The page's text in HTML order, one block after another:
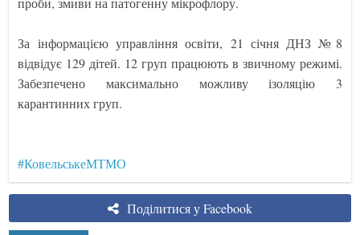
За інформацією управління освіти, 21 січня ДНЗ №8
відвідує 129 дітей. 12 груп працюють в звичному режимі.
Забезпечено максимально можливу ізоляцію 3
карантинних груп.
#КовельськеМТМО
Поділитися у Facebook